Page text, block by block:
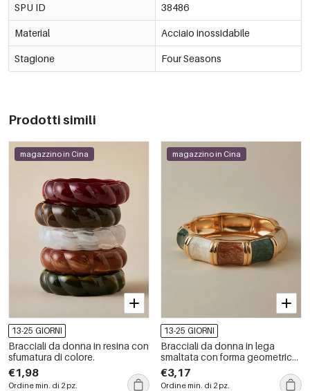
SPU ID 38486
Material Acciaio inossidabile
Stagione Four Seasons
Prodotti simili
magazzino in Cina
13-25 GIORNI
Bracciali da donna in resina con
sfumatura di colore.
€1,98
Ordine min. di 2 pz.
magazzino in Cina
13-25 GIORNI
Bracciali da donna in lega
smaltata con forma geometrica
retrò
€3,17
Ordine min. di 2 pz.